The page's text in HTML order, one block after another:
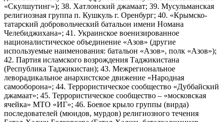
«Скулшутинг»); 38. Хатлонский джамаат; 39. Мусульманская
религиозная группа п. Кушкуль г. Оренбург; 40. «Крымско-
татарский добровольческий батальон имени Номана
Челебиджихана»; 41. Украинское военизированное
националистическое объединение «Азов» (другие
используемые наименования: батальон «Азов», полк «Азов»);
42. Партия исламского возрождения Таджикистана
(Республика Таджикистан); 43. Межрегиональное
леворадикальное анархистское движение «Народная
самооборона»; 44. Террористическое сообщество «Дуббайский
джамаат»; 45. Террористическое сообщество – «московская
ячейка» МТО «ИГ»; 46. Боевое крыло группы (вирда)
последователей (мюидов, мурдов) религиозного течения